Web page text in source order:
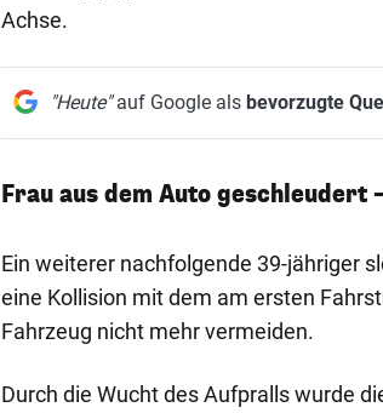
Achse.
"Heute"auf Google als bevorzugte
Frau aus dem Auto geschleudert
Ein weiterer nachfolgende 39-jähriger
eine Kollision mit dem am ersten
Fahrzeug nicht mehr vermeiden.
Durch die Wucht des Aufpralls wurde